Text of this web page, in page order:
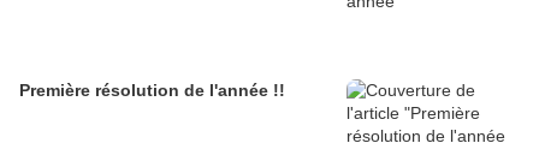
Première résolution de l'année !!